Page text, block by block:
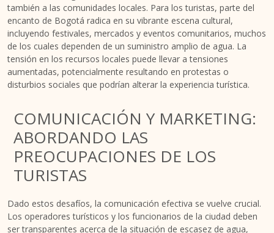
también a las comunidades locales. Para los turistas, parte del
encanto de Bogotá radica en su vibrante escena cultural,
incluyendo festivales, mercados y eventos comunitarios, muchos
de los cuales dependen de un suministro amplio de agua. La
tensión en los recursos locales puede llevar a tensiones
aumentadas, potencialmente resultando en protestas o
disturbios sociales que podrían alterar la experiencia turística.
COMUNICACIÓN Y MARKETING:
ABORDANDO LAS
PREOCUPACIONES DE LOS
TURISTAS
Dado estos desafíos, la comunicación efectiva se vuelve crucial.
Los operadores turísticos y los funcionarios de la ciudad deben
ser transparentes acerca de la situación de escasez de agua,